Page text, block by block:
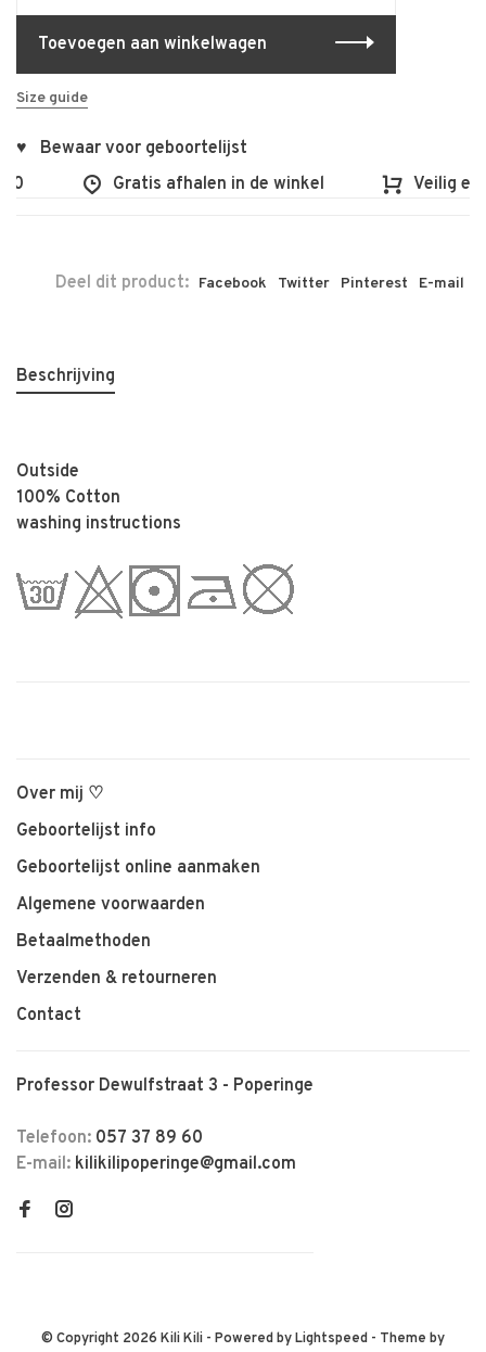
Toevoegen aan winkelwagen
Size guide
♥ Bewaar voor geboortelijst
Gratis afhalen in de winkel Veilig en
Deel dit product: Facebook Twitter Pinterest E-mail
Beschrijving
Outside
100% Cotton
washing instructions
Over mij ♡
Geboortelijst info
Geboortelijst online aanmaken
Algemene voorwaarden
Betaalmethoden
Verzenden & retourneren
Contact
Professor Dewulfstraat 3 - Poperinge
Telefoon: 057 37 89 60
E-mail: kilikilipoperinge@gmail.com
© Copyright 2026 Kili Kili - Powered byLightspeed - Theme by